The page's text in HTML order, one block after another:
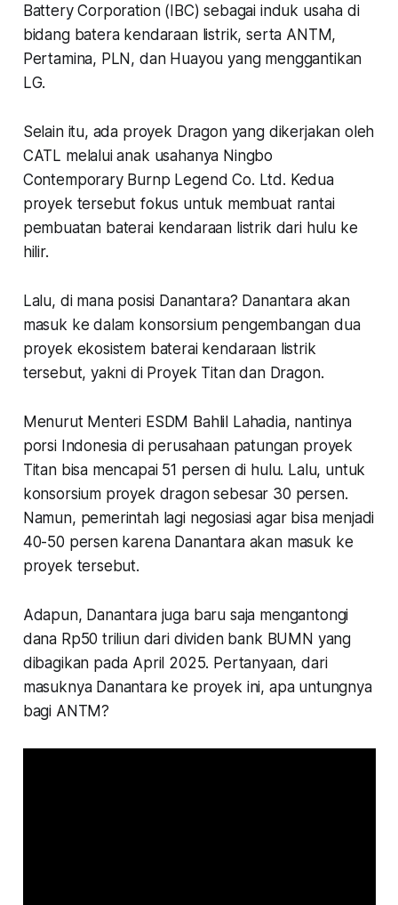
Battery Corporation (IBC) sebagai induk usaha di
bidang batera kendaraan listrik, serta ANTM,
Pertamina, PLN, dan Huayou yang menggantikan
LG.
Selain itu, ada proyek Dragon yang dikerjakan oleh
CATL melalui anak usahanya Ningbo
Contemporary Burnp Legend Co. Ltd. Kedua
proyek tersebut fokus untuk membuat rantai
pembuatan baterai kendaraan listrik dari hulu ke
hilir.
Lalu, di mana posisi Danantara? Danantara akan
masuk ke dalam konsorsium pengembangan dua
proyek ekosistem baterai kendaraan listrik
tersebut, yakni di Proyek Titan dan Dragon.
Menurut Menteri ESDM Bahlil Lahadia, nantinya
porsi Indonesia di perusahaan patungan proyek
Titan bisa mencapai 51 persen di hulu. Lalu, untuk
konsorsium proyek dragon sebesar 30 persen.
Namun, pemerintah lagi negosiasi agar bisa menjadi
40-50 persen karena Danantara akan masuk ke
proyek tersebut.
Adapun, Danantara juga baru saja mengantongi
dana Rp50 triliun dari dividen bank BUMN yang
dibagikan pada April 2025. Pertanyaan, dari
masuknya Danantara ke proyek ini, apa untungnya
bagi ANTM?